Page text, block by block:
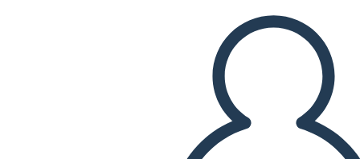
SKAPA EN STORYBOARD
SPELA UPP BILDSPEL
LÄS FÖR MIG